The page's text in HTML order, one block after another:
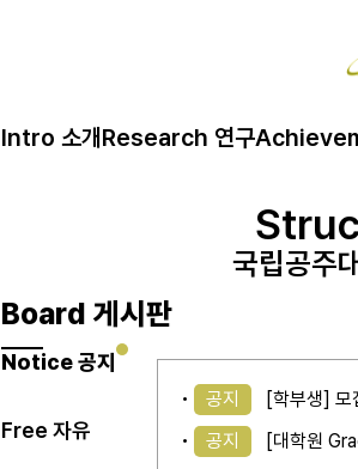
Intro 소개 Research 연구
국립공주
국립공주
Board 게시판
Notice 공지
Free 자유
공지
[학부생] 모
공지
[대학원